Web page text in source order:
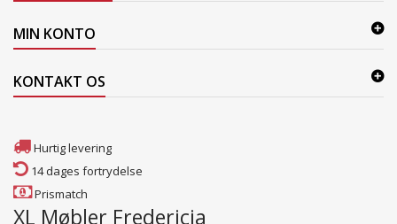
MIN KONTO
KONTAKT OS
Hurtig levering
14 dages fortrydelse
Prismatch
XL Møbler Fredericia